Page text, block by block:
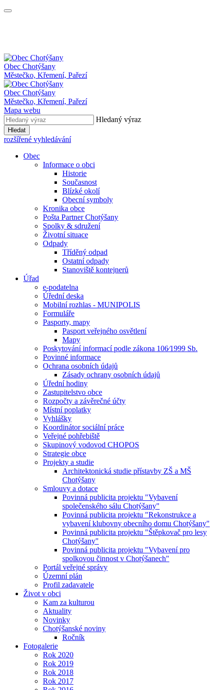
Obec Chotýšany
Městečko, Křemení, Pařezí
Obec Chotýšany
Městečko, Křemení, Pařezí
Mapa webu
Hledaný výraz
Hledat
rozšířené vyhledávání
Obec
Informace o obci
Historie
Současnost
Blízké okolí
Obecní symboly
Kronika obce
Pošta Partner Chotýšany
Spolky & sdružení
Životní situace
Odpady
Tříděný odpad
Ostatní odpady
Stanoviště kontejnerů
Úřad
e-podatelna
Úřední deska
Mobilní rozhlas - MUNIPOLIS
Formuláře
Pasporty, mapy
Pasport veřejného osvětlení
Mapy
Poskytování informací podle zákona 106⁄1999 Sb.
Povinné informace
Ochrana osobních údajů
Zásady ochrany osobních údajů
Úřední hodiny
Zastupitelstvo obce
Rozpočty a závěrečné účty
Místní poplatky
Vyhlášky
Koordinátor sociální práce
Veřejné pohřebiště
Skupinový vodovod CHOPOS
Strategie obce
Projekty a studie
Architektonická studie přístavby ZŠ a MŠ
Chotýšany
Smlouvy a dotace
Povinná publicita projektu "Vybavení
společenského sálu Chotýšany"
Povinná publicita projektu "Rekonstrukce a
vybavení klubovny obecního domu Chotýšany"
Povinná publicita projektu "Štěpkovač pro lesy
Chotýšany"
Povinná publicita projektu "Vybavení pro
spolkovou činnost v Chotýšanech"
Portál veřejné správy
Územní plán
Profil zadavatele
Život v obci
Kam za kulturou
Aktuality
Novinky
Chotýšanské noviny
Ročník
Fotogalerie
Rok 2020
Rok 2019
Rok 2018
Rok 2017